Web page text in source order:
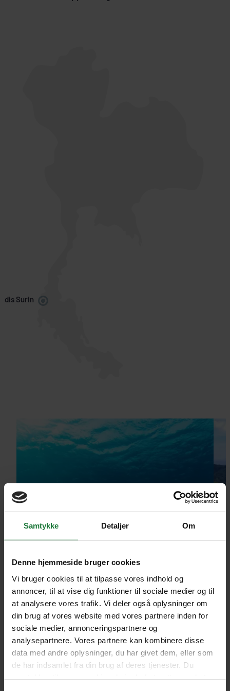
Samtykke Detaljer Om
Denne hjemmeside bruger cookies
Vi bruger cookies til at tilpasse vores indhold og
annoncer, til at vise dig funktioner til sociale medier og til
at analysere vores trafik. Vi deler også oplysninger om
din brug af vores website med vores partnere inden for
sociale medier, annonceringspartnere og
analysepartnere. Vores partnere kan kombinere disse
data med andre oplysninger, du har givet dem, eller som
de har indsamlet fra din brug af deres tjenester. Du